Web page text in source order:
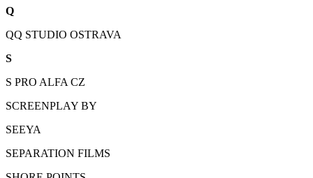
Q
QQ STUDIO OSTRAVA
S
S PRO ALFA CZ
SCREENPLAY BY
SEEYA
SEPARATION FILMS